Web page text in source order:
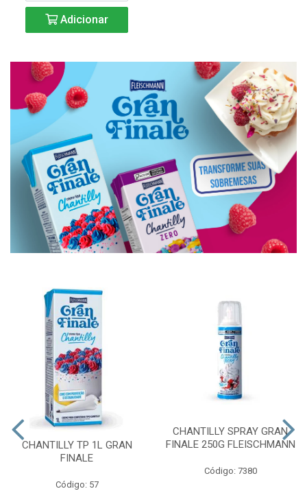
Adicionar
CHANTILLY TP 1L GRAN
FINALE
Código: 57
CHANTILLY SPRAY GRAN
FINALE 250G FLEISCHMANN
Código: 7380